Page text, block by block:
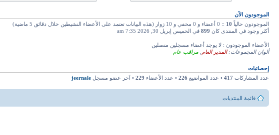
الموجودون الآن
الموجودون حالياً 10 :: 0 أعضاء و 0 مخفي و 10 زوار (هذه البيانات تعتمد على الأعضاء النشيطين خلال دقائق 5 ماضية)
أكثر وجود في المنتدى كان 899 في الخميس إبريل 30, 2026 7:35 am
الأعضاء الموجودون : لا يوجد أعضاء مسجلين متصلين
ألوان المجموعات:المدير العام مراقب عام
إحصائيات
عدد المشاركات 417 • عدد المواضيع 226 • عدد الأعضاء 229 • آخر عضو مسجل jeernale
قائمة المنتديات